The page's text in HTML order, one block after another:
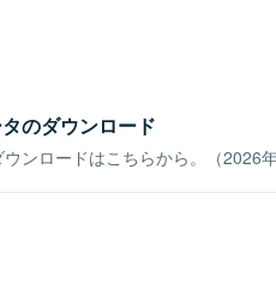
のダウンロード
ンロードはこちらから。（2026